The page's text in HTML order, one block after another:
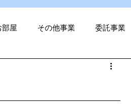
部屋 その他事業 委託事業